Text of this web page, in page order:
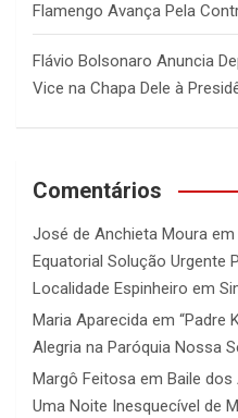
Flamengo Avança Pela
Flávio Bolsonaro Anuncia
Vice na Chapa Dele à
Comentários
José de Anchieta Moura em
Equatorial Solução Urgente
Localidade Espinheiro em
Maria Aparecida em “Padre
Alegria na Paróquia Nossa
Margô Feitosa em Baile dos
Uma Noite Inesquecível de